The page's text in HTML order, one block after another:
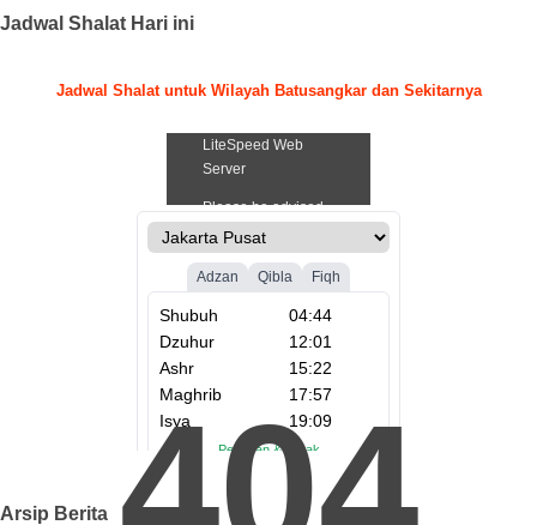
Jadwal Shalat Hari ini
Jadwal Shalat untuk Wilayah Batusangkar dan Sekitarnya
Arsip Berita